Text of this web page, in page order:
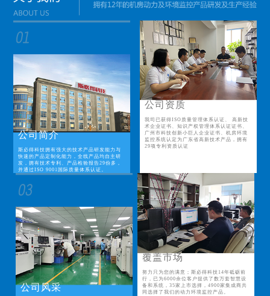
公司简介
斯必得科技拥有强大的技术产品研发能力与
快速的产品定制化能力，全线产品均自主研
发，拥有技术专利、产品检验报告29份多，
并通过ISO 9001国际质量体系认证。
公司资质
我司已获得ISO质量管理体系认证、 高新技
术企业证书、知识产权管理体系认证证书、
广州市科技创新小巨人企业证书、机房环境
监控系统认定为广东省高新技术产品，拥有
29项专利资质认证
公司风采
覆盖市场
努力只为您的满意；斯必得科技14年砥砺前
行，已为6000余位客户提供了数万套智慧设
备和系统，35家上市选择，4900家集成商共
同选择了我们的动力环境监控产品。